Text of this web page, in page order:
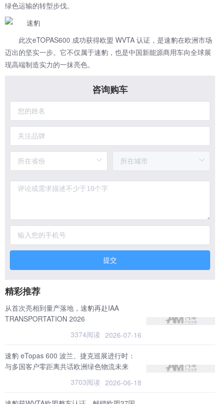
绿色运输的转型步伐。
此次eTOPAS600 成功获得欧盟 WVTA 认证，是速豹在欧洲市场
迈出的坚实一步。它不仅属于速豹，也是中国新能源商用车向全球展
现高端制造实力的一抹亮色。
咨询购车
提交
精彩推荐
从首次亮相到量产落地，速豹再赴IAA
TRANSPORTATION 2026
3374阅读 2026-07-16
速豹 eTopas 600 波兰、捷克巡展进行时：
与多国客户零距离共话欧洲绿色物流未来
3703阅读 2026-06-18